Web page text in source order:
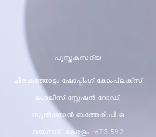
പുസ്തകസദ്യ
ചീരകത്തോട്ടം ഷോപ്പിംഗ് കോംപ്ലക്സ്
പോലീസ് സ്റ്റേഷൻ റോഡ്,
സുൽത്താൻ ബത്തേരി.പി.ഒ
വയനാട്, കേരളം -673 592